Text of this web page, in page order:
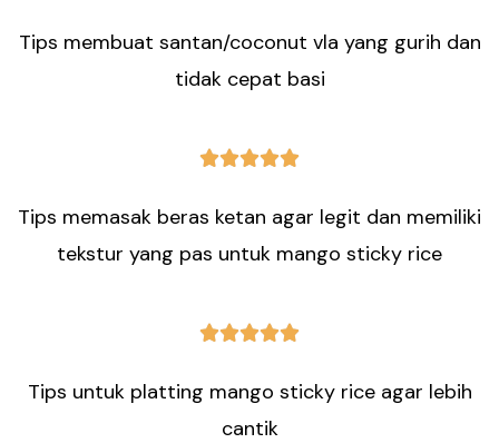
Tips membuat santan/coconut vla yang gurih dan
tidak cepat basi

Tips memasak beras ketan agar legit dan memiliki
tekstur yang pas untuk mango sticky rice

Tips untuk platting mango sticky rice agar lebih
cantik